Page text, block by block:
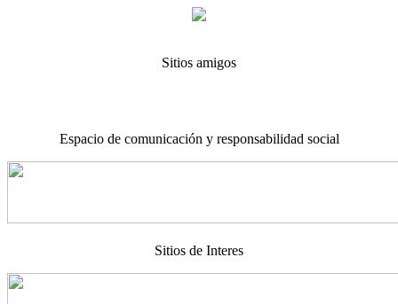
Sitios amigos
Espacio de comunicación y responsabilidad social
Sitios de Interes